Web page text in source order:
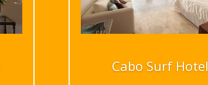
Cabo Surf Hotel